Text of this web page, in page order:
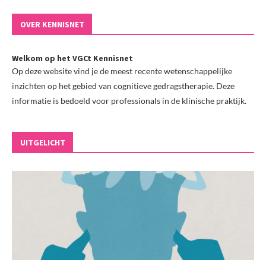
OVER KENNISNET
Welkom op het VGCt Kennisnet
Op deze website vind je de meest recente wetenschappelijke
inzichten op het gebied van cognitieve gedragstherapie. Deze
informatie is bedoeld voor professionals in de klinische praktijk.
UITGELICHT